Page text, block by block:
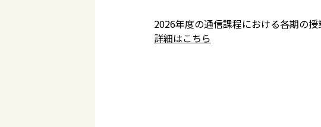
2026年度の通信課程における各期の
詳細はこちら